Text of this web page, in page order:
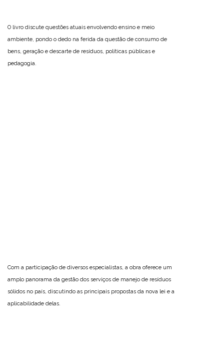
O livro discute questões atuais envolvendo ensino e meio
ambiente, pondo o dedo na ferida da questão de consumo de
bens, geração e descarte de resíduos, políticas públicas e
pedagogia.
Com a participação de diversos especialistas, a obra oferece um
amplo panorama da gestão dos serviços de manejo de resíduos
sólidos no país, discutindo as principais propostas da nova lei e a
aplicabilidade delas.